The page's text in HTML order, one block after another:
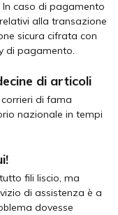
caso di pagamento
alla transazione
sicura cifrata con
di pagamento.
di articoli
di fama
nazionale in tempi
fili liscio, ma
di assistenza è a
dovesse